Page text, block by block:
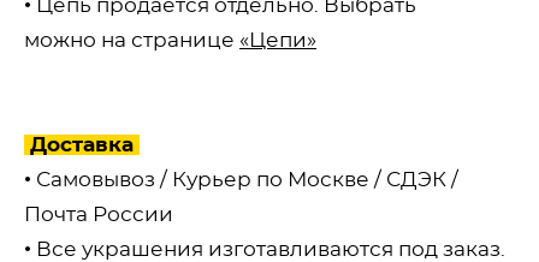
• Цепь продается отдельно. Выбрать
можно на странице «Цепи»
Доставка
• Самовывоз / Курьер по Москве / СДЭК /
Почта России
• Все украшения изготавливаются под заказ.